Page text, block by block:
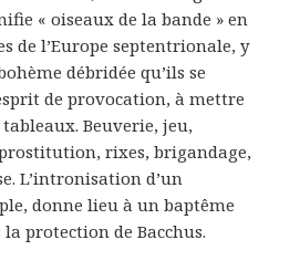
« oiseaux de la bande » en
de l’Europe septentrionale, y
débridée qu’ils se
de provocation, à mettre
Beuverie, jeu,
rixes, brigandage,
L’intronisation d’un
donne lieu à un baptême
protection de Bacchus.